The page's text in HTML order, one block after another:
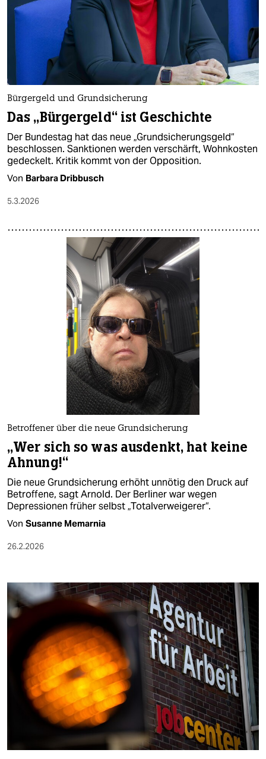
Bürgergeld und Grundsicherung
Das „Bürgergeld“ ist Geschichte
Der Bundestag hat das neue „Grundsicherungsgeld“
beschlossen. Sanktionen werden verschärft, Wohnkosten
gedeckelt. Kritik kommt von der Opposition.
Von Barbara Dribbusch
5.3.2026
Betroffener über die neue Grundsicherung
„Wer sich so was ausdenkt, hat keine
Ahnung!“
Die neue Grundsicherung erhöht unnötig den Druck auf
Betroffene, sagt Arnold. Der Berliner war wegen
Depressionen früher selbst „Totalverweigerer“.
Von Susanne Memarnia
26.2.2026